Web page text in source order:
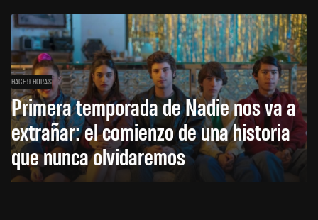
HACE 9 HORAS
Primera temporada de Nadie nos va a
extrañar: el comienzo de una historia
que nunca olvidaremos